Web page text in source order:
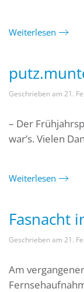
Weiterlesen
Geschrieben am 21.
– Der
war’s. Vielen
Weiterlesen
Fasnacht
Geschrieben am 21.
Am